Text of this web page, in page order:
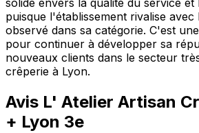
solide envers la qualité du service
puisque l'établissement rivalise
observé dans sa catégorie. C'est
pour continuer à développer sa
nouveaux clients dans le secteur
crêperie à Lyon.
Avis L' Atelier Artisan
+ Lyon 3e